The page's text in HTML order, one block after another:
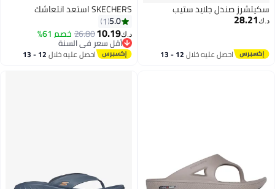
سكيتشرز صندل جلايد ستيب
د.ك‏28.21
احصل عليه خلال 12 - 13
اغسطس
SKECHERS استعد انتعاشك
5.0
1
د.ك‏10.19
26.80خصم 61%
أقل سعر في السنة
أقل سعر في السنة
احصل عليه خلال 12 - 13
اغسطس